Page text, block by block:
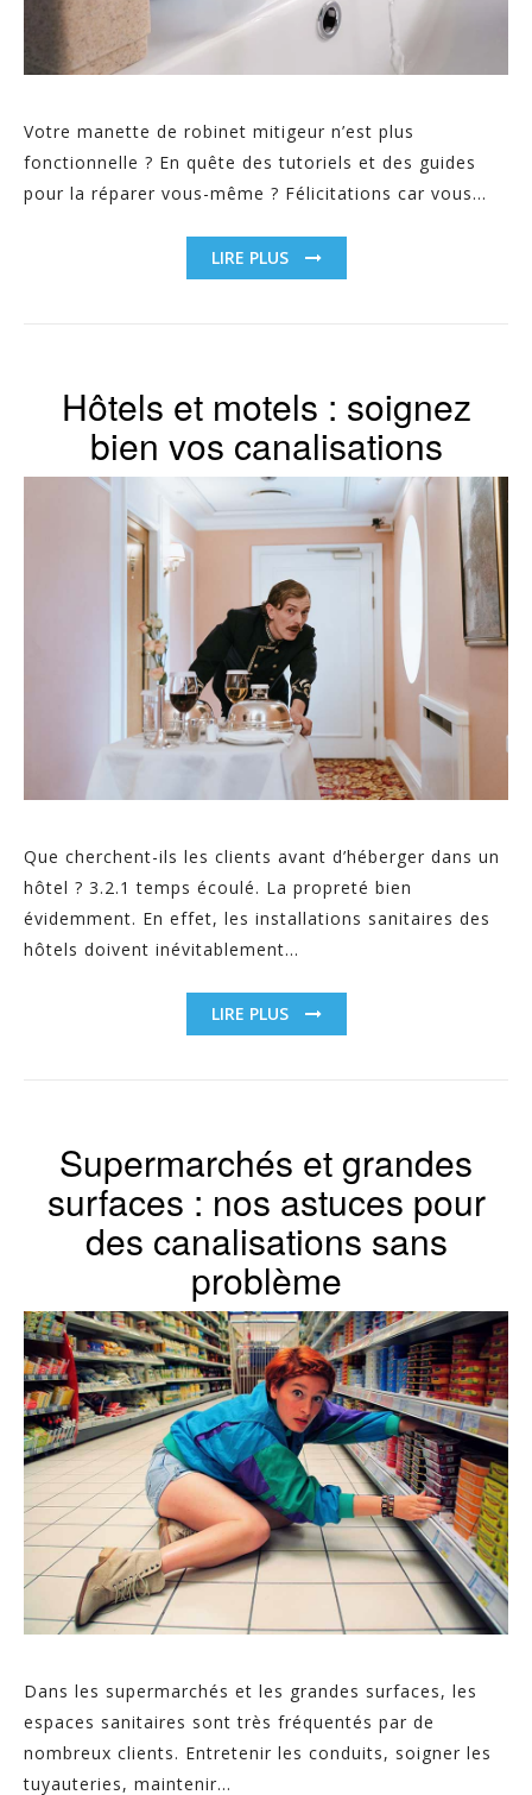
Votre manette de robinet mitigeur n’est plus
fonctionnelle ? En quête des tutoriels et des guides
pour la réparer vous-même ? Félicitations car vous...
LIRE PLUS
Hôtels et motels : soignez
bien vos canalisations
Que cherchent-ils les clients avant d’héberger dans un
hôtel ? 3.2.1 temps écoulé. La propreté bien
évidemment. En effet, les installations sanitaires des
hôtels doivent inévitablement...
LIRE PLUS
Supermarchés et grandes
surfaces : nos astuces pour
des canalisations sans
problème
Dans les supermarchés et les grandes surfaces, les
espaces sanitaires sont très fréquentés par de
nombreux clients. Entretenir les conduits, soigner les
tuyauteries, maintenir...